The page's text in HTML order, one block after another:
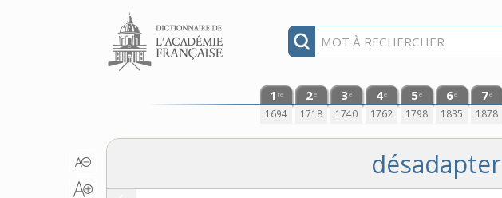
Aller au contenu
1 re
1694
2e
1718
3e
1740
4e
1762
5e
1798
6e
1835
7e
1878
désadapter